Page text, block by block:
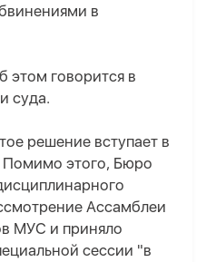
в
этом говорится в
суда.
решение вступает в
Помимо этого, Бюро
Ассамблеи
МУС и приняло
сессии "в